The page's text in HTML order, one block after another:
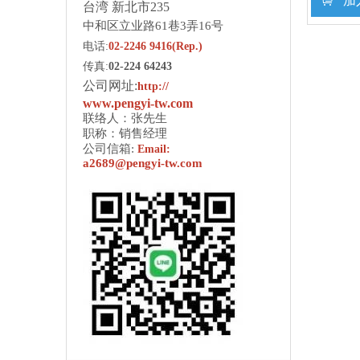
台湾 新北市235
中和区立业路61巷3弄16号
电话:02-2246 9416(Rep.)
传真:02-224 64243
公司网址:http://
www.pengyi-tw.com
联络人：张先生
职称：销售经理
公司信箱: Email:
a2689@pengyi-tw.com